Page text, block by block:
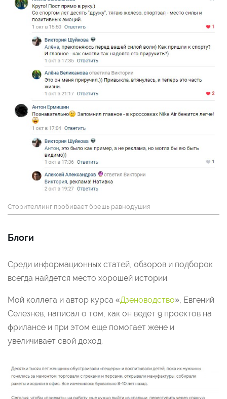
Сторителлинг пробивает брешь равнодушия
Блоги
Среди информационных статей, обзоров и подборок
всегда найдется место хорошей истории.
Мой коллега и автор курса «Дзеноводство», Евгений
Селезнев, написал о том, как он ведет 9 проектов на
фрилансе и при этом еще помогает жене и
увеличивает свой доход.